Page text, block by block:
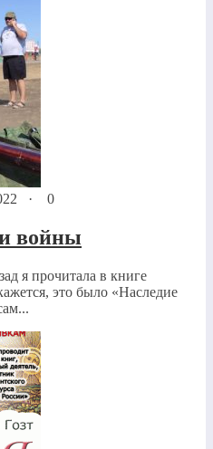
· 0
войны
я прочитала в книге
это было «Наследие